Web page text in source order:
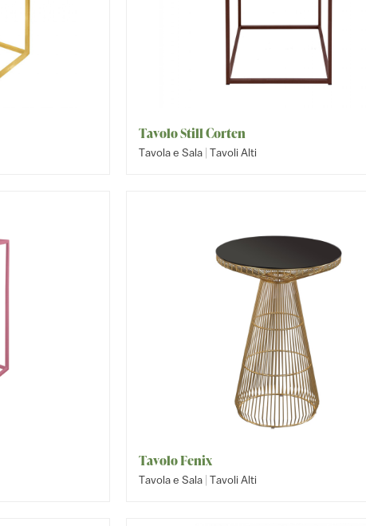
Tavolo Still Corten
Tavola e Sala | Tavoli Alti
Tavolo Fenix
Tavola e Sala | Tavoli Alti